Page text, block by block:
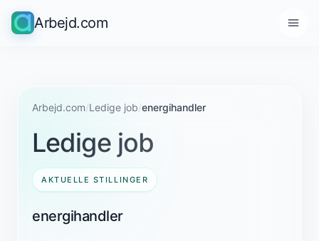
Arbejd.com
Arbejd.com/Ledige job/energihandler
Ledige job
AKTUELLE STILLINGER
energihandler